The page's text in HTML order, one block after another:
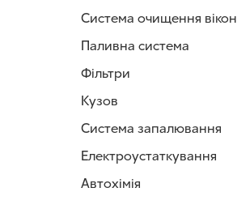
Система очищення вікон
Паливна система
Фільтри
Кузов
Система запалювання
Електроустаткування
Автохімія